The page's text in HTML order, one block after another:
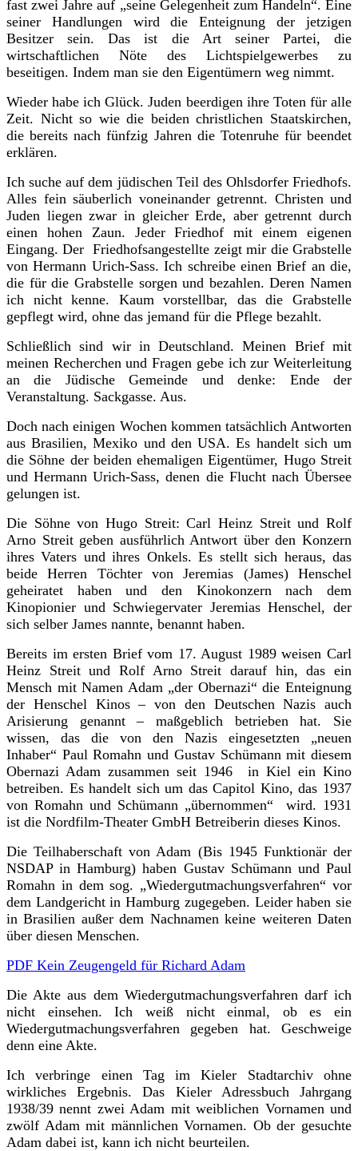
fast zwei Jahre auf „seine Gelegenheit zum Handeln“. Eine
seiner Handlungen wird die Enteignung der jetzigen
Besitzer sein. Das ist die Art seiner Partei, die
wirtschaftlichen Nöte des Lichtspielgewerbes zu
beseitigen. Indem man sie den Eigentümern weg nimmt.
Wieder habe ich Glück. Juden beerdigen ihre Toten für alle
Zeit. Nicht so wie die beiden christlichen Staatskirchen,
die bereits nach fünfzig Jahren die Totenruhe für beendet
erklären.
Ich suche auf dem jüdischen Teil des Ohlsdorfer Friedhofs.
Alles fein säuberlich voneinander getrennt. Christen und
Juden liegen zwar in gleicher Erde, aber getrennt durch
einen hohen Zaun. Jeder Friedhof mit einem eigenen
Eingang. Der Friedhofsangestellte zeigt mir die Grabstelle
von Hermann Urich-Sass. Ich schreibe einen Brief an die,
die für die Grabstelle sorgen und bezahlen. Deren Namen
ich nicht kenne. Kaum vorstellbar, das die Grabstelle
gepflegt wird, ohne das jemand für die Pflege bezahlt.
Schließlich sind wir in Deutschland. Meinen Brief mit
meinen Recherchen und Fragen gebe ich zur Weiterleitung
an die Jüdische Gemeinde und denke: Ende der
Veranstaltung. Sackgasse. Aus.
Doch nach einigen Wochen kommen tatsächlich Antworten
aus Brasilien, Mexiko und den USA. Es handelt sich um
die Söhne der beiden ehemaligen Eigentümer, Hugo Streit
und Hermann Urich-Sass, denen die Flucht nach Übersee
gelungen ist.
Die Söhne von Hugo Streit: Carl Heinz Streit und Rolf
Arno Streit geben ausführlich Antwort über den Konzern
ihres Vaters und ihres Onkels. Es stellt sich heraus, das
beide Herren Töchter von Jeremias (James) Henschel
geheiratet haben und den Kinokonzern nach dem
Kinopionier und Schwiegervater Jeremias Henschel, der
sich selber James nannte, benannt haben.
Bereits im ersten Brief vom 17. August 1989 weisen Carl
Heinz Streit und Rolf Arno Streit darauf hin, das ein
Mensch mit Namen Adam „der Obernazi“ die Enteignung
der Henschel Kinos – von den Deutschen Nazis auch
Arisierung genannt – maßgeblich betrieben hat. Sie
wissen, das die von den Nazis eingesetzten „neuen
Inhaber“ Paul Romahn und Gustav Schümann mit diesem
Obernazi Adam zusammen seit 1946 in Kiel ein Kino
betreiben. Es handelt sich um das Capitol Kino, das 1937
von Romahn und Schümann „übernommen“ wird. 1931
ist die Nordfilm-Theater GmbH Betreiberin dieses Kinos.
Die Teilhaberschaft von Adam (Bis 1945 Funktionär der
NSDAP in Hamburg) haben Gustav Schümann und Paul
Romahn in dem sog. „Wiedergutmachungsverfahren“ vor
dem Landgericht in Hamburg zugegeben. Leider haben sie
in Brasilien außer dem Nachnamen keine weiteren Daten
über diesen Menschen.
PDF Kein Zeugengeld für Richard Adam
Die Akte aus dem Wiedergutmachungsverfahren darf ich
nicht einsehen. Ich weiß nicht einmal, ob es ein
Wiedergutmachungsverfahren gegeben hat. Geschweige
denn eine Akte.
Ich verbringe einen Tag im Kieler Stadtarchiv ohne
wirkliches Ergebnis. Das Kieler Adressbuch Jahrgang
1938/39 nennt zwei Adam mit weiblichen Vornamen und
zwölf Adam mit männlichen Vornamen. Ob der gesuchte
Adam dabei ist, kann ich nicht beurteilen.